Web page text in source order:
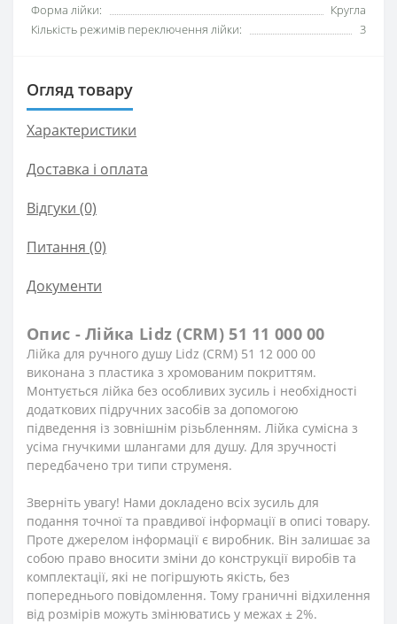
Форма лійки:
Кругла
Кількість режимів переключення лійки:
3
Огляд товару
Характеристики
Доставка і оплата
Відгуки (0)
Питання (0)
Документи
Опис - Лійка Lidz (CRM) 51 11 000 00
Лійка для ручного душу Lidz (CRM) 51 12 000 00
виконана з пластика з хромованим покриттям.
Монтується лійка без особливих зусиль і необхідності
додаткових підручних засобів за допомогою
підведення із зовнішнім різьбленням. Лійка сумісна з
усіма гнучкими шлангами для душу. Для зручності
передбачено три типи струменя.
Зверніть увагу! Нами докладено всіх зусиль для
подання точної та правдивої інформації в описі товару.
Проте джерелом інформації є виробник. Він залишає за
собою право вносити зміни до конструкції виробів та
комплектації, які не погіршують якість, без
попереднього повідомлення. Тому граничні відхилення
від розмірів можуть змінюватись у межах ± 2%.